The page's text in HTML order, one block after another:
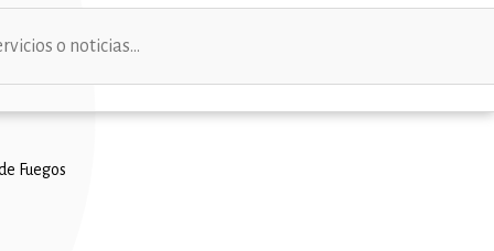
Fuegos